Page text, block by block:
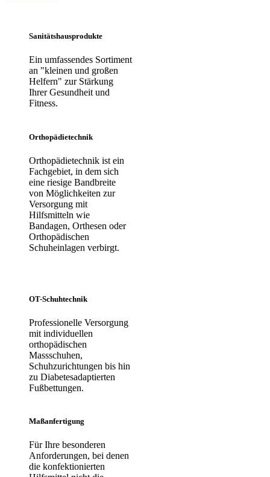
Sanitätshausprodukte
Ein umfassendes Sortiment
an "kleinen und großen
Helfern" zur Stärkung
Ihrer Gesundheit und
Fitness.
Orthopädietechnik
Orthopädietechnik ist ein
Fachgebiet, in dem sich
eine riesige Bandbreite
von Möglichkeiten zur
Versorgung mit
Hilfsmitteln wie
Bandagen, Orthesen oder
Orthopädischen
Schuheinlagen verbirgt.
OT-Schuhtechnik
Professionelle Versorgung
mit individuellen
orthopädischen
Massschuhen,
Schuhzurichtungen bis hin
zu Diabetesadaptierten
Fußbettungen.
Maßanfertigung
Für Ihre besonderen
Anforderungen, bei denen
die konfektionierten